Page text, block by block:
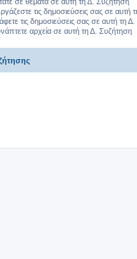
τις δημοσιεύσεις σας σε αυτή
τις δημοσιεύσεις σας σε αυτή τη
αρχεία σε αυτή τη Δ. Συζήτηση